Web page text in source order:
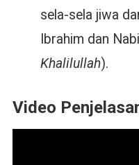
sela-sela jiwa
Ibrahim dan
Khalilullah).
Video